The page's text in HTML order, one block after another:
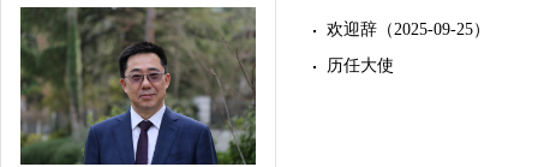
欢迎辞 （2025-09-25）
历任大使